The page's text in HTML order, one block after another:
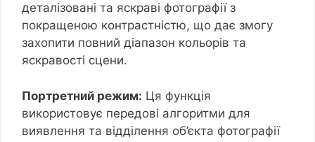
деталізовані та яскраві фотографії з
покращеною контрастністю, що дає змогу
захопити повний діапазон кольорів та
яскравості сцени.
Портретний режим: Ця функція
використовує передові алгоритми для
виявлення та відділення об’єкта фотографії